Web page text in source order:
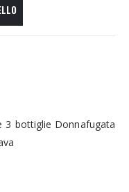
3 bottiglie Donnafugata